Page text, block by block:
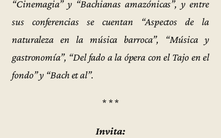
“Cinemagia” y “Bachianas amazónicas”, y entre
sus conferencias se cuentan “Aspectos de la
naturaleza en la música barroca”, “Música y
gastronomía”, “Del fado a la ópera con el Tajo en el
fondo” y “Bach et al”.
* * *
Invita: